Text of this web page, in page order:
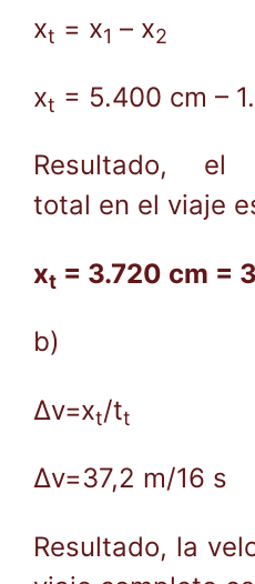
xt = x1 – x2
xt = 5.400 cm –
Resultado, el
total en el viaje
xt = 3.720 cm =
b)
Δv=xt/tt
Δv=37,2 m/16 s
Resultado, la